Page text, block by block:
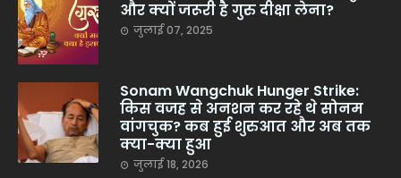
और क्यों जरूरी है गुरु दीक्षा लेना?
जुलाई 07, 2025
Sonam Wangchuk Hunger Strike:
किस वजह से अनशन कर रहे थे सोनम
वांगचुक? कब हुई शुरुआत और अब तक
क्या-क्या हुआ
जुलाई 18, 2026